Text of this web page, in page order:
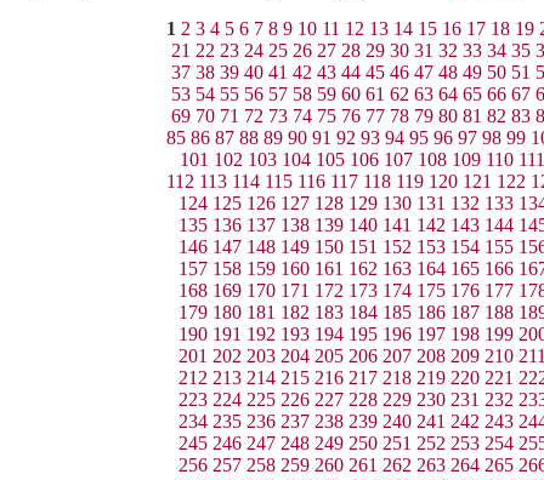
1 2 3 4 5 6 7 8 9 10 11 12 13 14 15 16 17 18 19
21 22 23 24 25 26 27 28 29 30 31 32 33 34 35
37 38 39 40 41 42 43 44 45 46 47 48 49 50 51
53 54 55 56 57 58 59 60 61 62 63 64 65 66 67
69 70 71 72 73 74 75 76 77 78 79 80 81 82 83
85 86 87 88 89 90 91 92 93 94 95 96 97 98 99
101 102 103 104 105 106 107 108 109 110 111
112 113 114 115 116 117 118 119 120 121 122
124 125 126 127 128 129 130 131 132 133
135 136 137 138 139 140 141 142 143 144
146 147 148 149 150 151 152 153 154 155
157 158 159 160 161 162 163 164 165 166
168 169 170 171 172 173 174 175 176 177
179 180 181 182 183 184 185 186 187 188
190 191 192 193 194 195 196 197 198 199
201 202 203 204 205 206 207 208 209 210
212 213 214 215 216 217 218 219 220 221
223 224 225 226 227 228 229 230 231 232
234 235 236 237 238 239 240 241 242 243
245 246 247 248 249 250 251 252 253 254
256 257 258 259 260 261 262 263 264 265